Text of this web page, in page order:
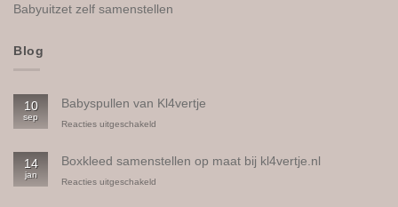
Babyuitzet zelf samenstellen
Blog
10
sep
Babyspullen van Kl4vertje
Reacties uitgeschakeld
Kl4vertje
14
jan
Boxkleed samenstellen op maat bij kl4vertje.nl
Reacties uitgeschakeld